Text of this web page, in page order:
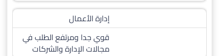
إدارة الأعمال
قوي جدا ومرتفع الطلب في
مجالات الإدارة والشركات